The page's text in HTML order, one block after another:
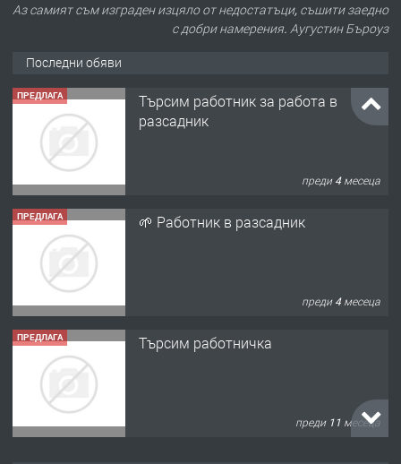
Аз самият съм изграден изцяло от недостатъци, съшити заедно
с добри намерения. Аугустин Бъроуз
Последни обяви
ПРЕДЛАГА
Търсим работник за работа в
разсадник
преди 4 месеца
ПРЕДЛАГА 🌱 Работник в разсадник
преди 4 месеца
ПРЕДЛАГА Търсим работничка
преди 11 месеца